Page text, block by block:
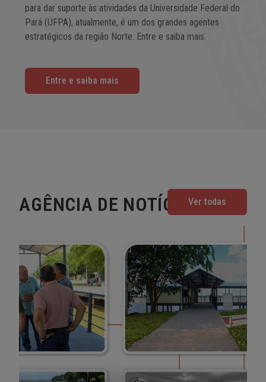
para dar suporte às atividades da Universidade Federal do
Pará (UFPA), atualmente, é um dos grandes agentes
estratégicos da região Norte. Entre e saiba mais.
Entre e saiba mais
AGÊNCIA DE NOTÍCIASVer todas